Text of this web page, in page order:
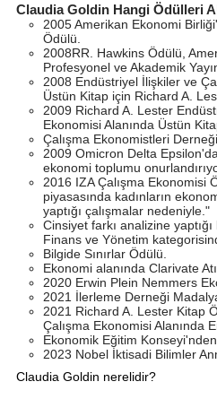
Claudia Goldin Hangi Ödülleri
2005 Amerikan Ekonomi
Ödülü.
2008RR. Hawkins Ödülü,
Profesyonel ve Akademik
2008 Endüstriyel İlişkiler ve
Üstün Kitap için Richard A.
2009 Richard A. Lester
Ekonomisi Alanında Üstün
Çalışma Ekonomistleri
2009 Omicron Delta
ekonomi toplumu
2016 IZA Çalışma Ekonomisi
piyasasında kadınların
yaptığı çalışmalar nedeniyle."
Cinsiyet farkı analizine
Finans ve Yönetim
Bilgide Sınırlar Ödülü.
Ekonomi alanında Clarivate
2020 Erwin Plein Nemmers
2021 İlerleme Derneği
2021 Richard A. Lester Kitap
Çalışma Ekonomisi Alanında
Ekonomik Eğitim
2023 Nobel İktisadi Bilimler
Claudia Goldin nerelidir?